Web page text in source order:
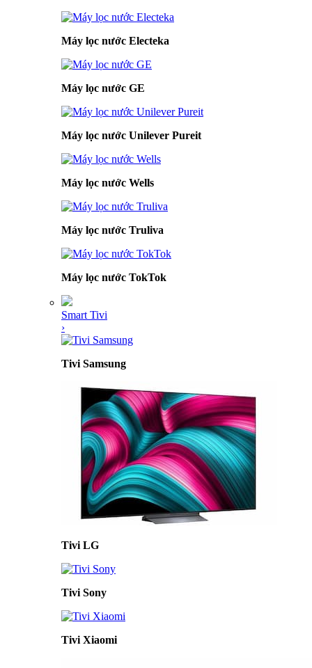
Máy lọc nước Electeka
Máy lọc nước GE
Máy lọc nước Unilever Pureit
Máy lọc nước Wells
Máy lọc nước Truliva
Máy lọc nước TokTok
Smart Tivi
›
Tivi Samsung
Tivi LG
Tivi Sony
Tivi Xiaomi